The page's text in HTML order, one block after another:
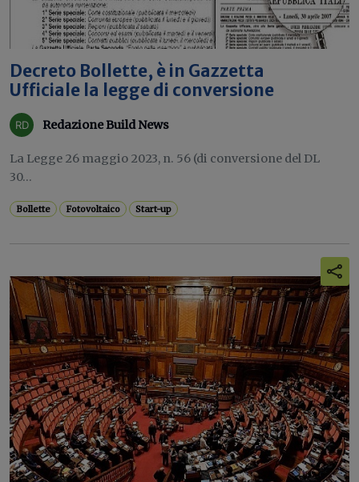
Decreto Bollette, è in Gazzetta
Ufficiale la legge di conversione
Redazione Build News
La Legge 26 maggio 2023, n. 56 (di conversione del DL
30...
Bollette Fotovoltaico Start-up